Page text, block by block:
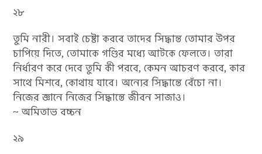
২৮
তুমি নারী। সবাই চেষ্টা করবে তাদের সিদ্ধান্ত তোমার উপর
চাপিয়ে দিতে, তোমাকে গণ্ডির মধ্যে আটকে ফেলতে। তারা
নির্ধারণ করে দেবে তুমি কী পরবে, কেমন আচরণ করবে, কার
সাথে মিশবে, কোথায় যাবে। অন্যের সিদ্ধান্তে বেঁচো না।
নিজের জ্ঞানে নিজের সিদ্ধান্তে জীবন সাজাও।
~ অমিতাভ বচ্চন
২৯